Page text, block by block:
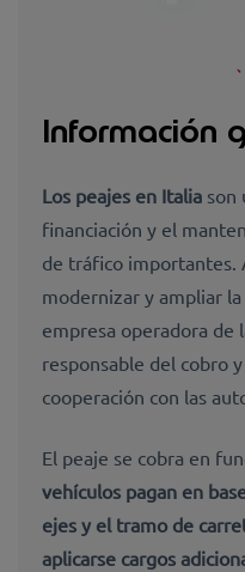
Información
Los peajes en Italia son
financiación y el
de tráfico importantes.
modernizar y ampliar
empresa operadora de
responsable del cobro
cooperación con las
El peaje se cobra en
vehículos pagan en
ejes y el tramo de
aplicarse cargos